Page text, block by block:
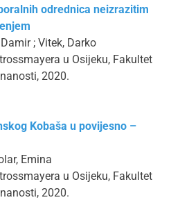
odrednica neizrazitim
; Vitek, Darko
u Osijeku, Fakultet
2020.
Kobaša u povijesno –
Emina
u Osijeku, Fakultet
2020.